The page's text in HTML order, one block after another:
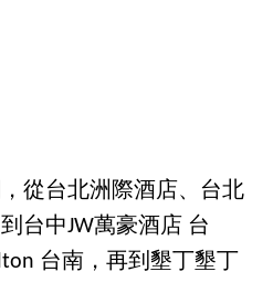
從台北洲際酒店、台北
台中JW萬豪酒店 台
台南，再到墾丁墾丁